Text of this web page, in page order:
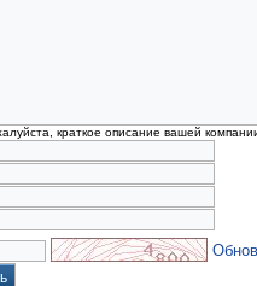
краткое описание вашей